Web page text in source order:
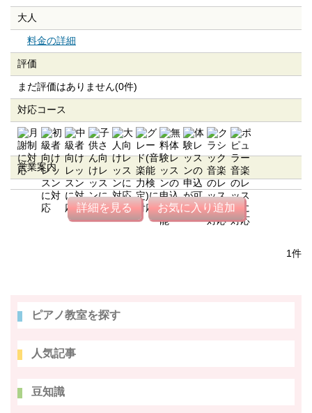
大人
料金の詳細
評価
まだ評価はありません(0件)
対応コース
営業案内
詳細を見る お気に入り追加
1件
ピアノ教室を探す
人気記事
豆知識